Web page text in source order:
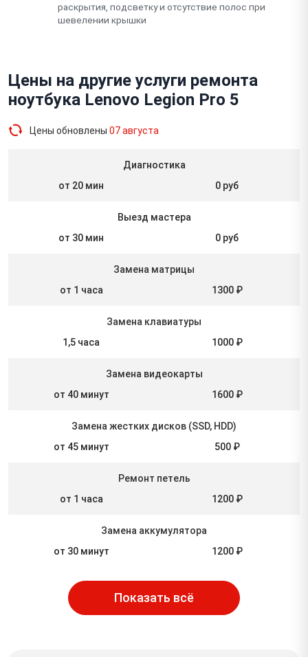
раскрытия, подсветку и отсутствие полос при
шевелении крышки
Цены на другие услуги ремонта
ноутбука Lenovo Legion Pro 5
Цены обновлены 07 августа
Диагностика
от 20 мин
0 руб
Выезд мастера
от 30 мин
0 руб
Замена матрицы
от 1 часа
1300 ₽
Замена клавиатуры
1,5 часа
1000 ₽
Замена видеокарты
от 40 минут
1600 ₽
Замена жестких дисков (SSD, HDD)
от 45 минут
500 ₽
Ремонт петель
от 1 часа
1200 ₽
Замена аккумулятора
от 30 минут
1200 ₽
Показать всё